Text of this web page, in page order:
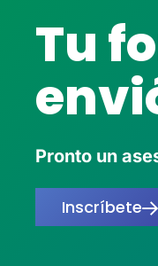
Tu
Pronto un
Inscríbete